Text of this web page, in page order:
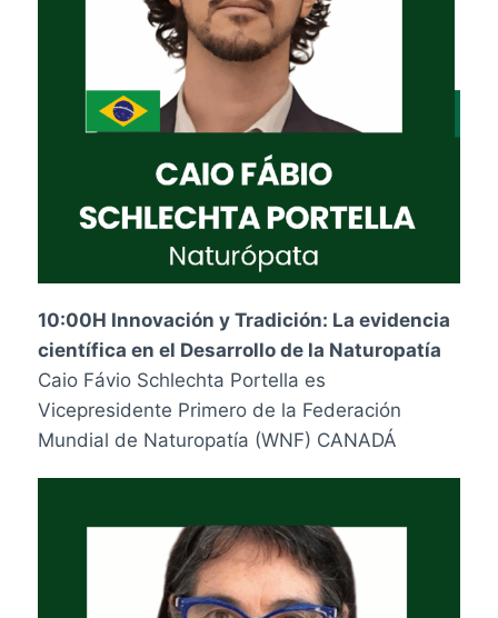
10:00H Innovación y Tradición: La evidencia
científica en el Desarrollo de la Naturopatía
Caio Fávio Schlechta Portella es
Vicepresidente Primero de la Federación
Mundial de Naturopatía (WNF) CANADÁ